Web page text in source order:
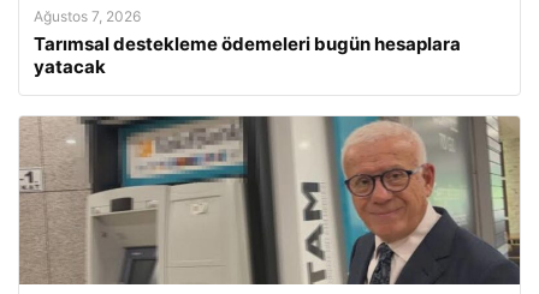
Ağustos 7, 2026
Tarımsal destekleme ödemeleri bugün hesaplara
yatacak